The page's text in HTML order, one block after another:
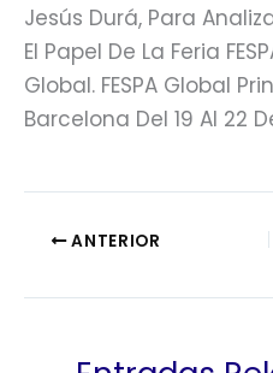
Jesús Durá, Para
El Papel De La Feria
Global. FESPA Global
Barcelona Del 19 Al 22
ANTERIOR